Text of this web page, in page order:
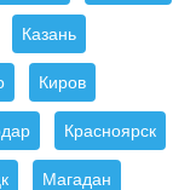
Казань
Киров
Красноярск
Магадан